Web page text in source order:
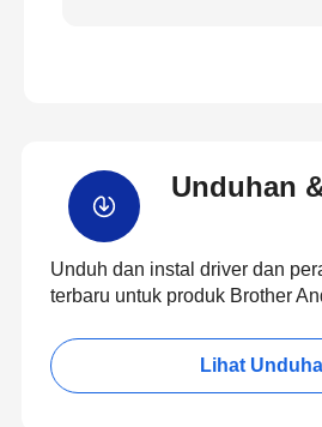
Unduhan
Unduh dan instal driver dan
terbaru untuk produk Brother
Lihat